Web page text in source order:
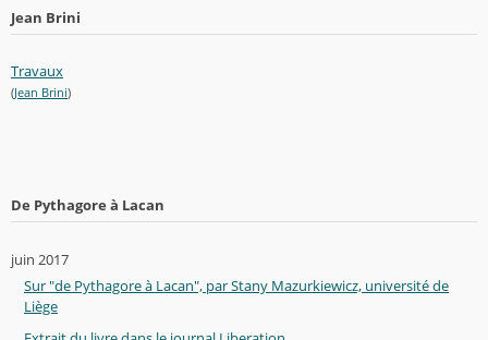
Jean Brini
Travaux
(Jean Brini)
De Pythagore à Lacan
juin 2017
Sur "de Pythagore à Lacan", par Stany Mazurkiewicz, université de
Liège